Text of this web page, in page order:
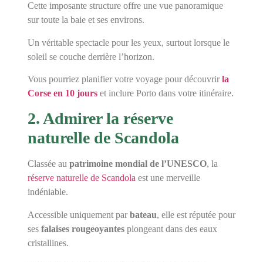
Cette imposante structure offre une vue panoramique
sur toute la baie et ses environs.
Un véritable spectacle pour les yeux, surtout lorsque le
soleil se couche derrière l’horizon.
Vous pourriez planifier votre voyage pour découvrirla
Corse en 10 jourset inclure Porto dans votre itinéraire.
2. Admirer la réserve
naturelle de Scandola
Classée au patrimoine mondial de l’UNESCO, la
réserve naturelle de Scandolaest une merveille
indéniable.
Accessible uniquement parbateau, elle est réputée pour
ses falaises rougeoyantesplongeant dans des eaux
cristallines.